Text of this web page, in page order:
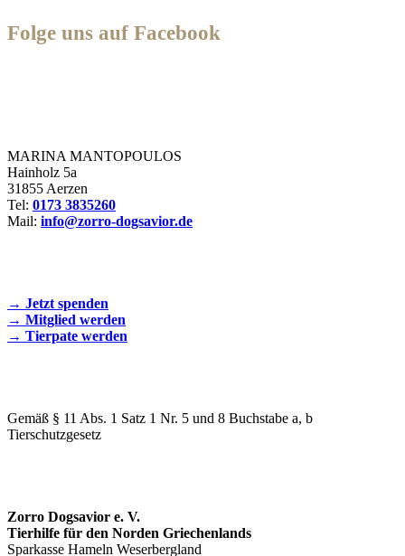
Folge uns auf Facebook
MARINA MANTOPOULOS
Hainholz 5a
31855 Aerzen
Tel: 0173 3835260
Mail: info@zorro-dogsavior.de
→ Jetzt spenden
→ Mitglied werden
→ Tierpate werden
Gemäß § 11 Abs. 1 Satz 1 Nr. 5 und 8 Buchstabe a, b
Tierschutzgesetz
Zorro Dogsavior e. V.
Tierhilfe für den Norden Griechenlands
Sparkasse Hameln Weserbergland